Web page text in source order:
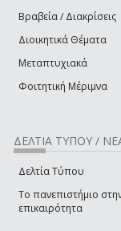
Βραβεία / Διακρίσεις
Διοικητικά Θέματα
Μεταπτυχιακά
Φοιτητική Μέριμνα
ΔΕΛΤΙΑ ΤΥΠΟΥ /
Δελτία Τύπου
Το πανεπιστήμιο
επικαιρότητα